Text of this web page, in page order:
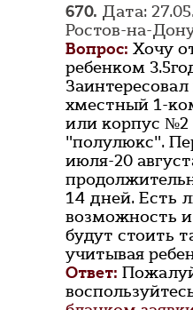
670. Дата:
Ростов-на-
Вопрос: Хочу
ребенком
хместный 1-
или корпус №2
"полулюкс".
июля-20
14 дней. Есть
возможность
будут стоить
учитывая
Ответ: